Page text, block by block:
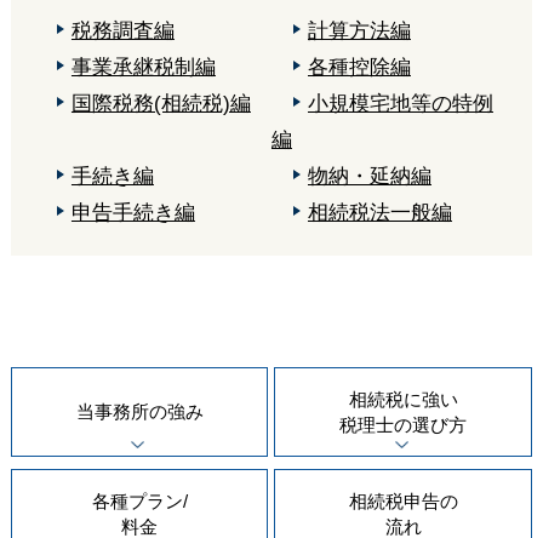
税務調査編
計算方法編
事業承継税制編
各種控除編
国際税務(相続税)編
小規模宅地等の特例
編
手続き編
物納・延納編
申告手続き編
相続税法一般編
当事務所の強み
相続税に強い
税理士の選び方
各種プラン/
料金
相続税申告の
流れ